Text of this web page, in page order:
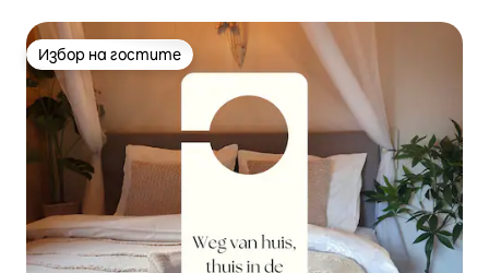
Избор на гостите
Избор на гостите